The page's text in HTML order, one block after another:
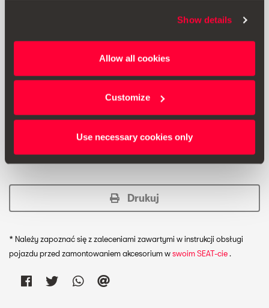
Show details
Allow all cookies
Customize
Use necessary cookies only
całkowicie usunąć wszelkie zabrudzenia i odciski
Rozpylić równomiernie środek czyszczący na ekranie,
aby oczyścić ekran.
Mocno wstrząsnąć przed użyciem.
Przenośny zestaw do wielokrotnego napełniania.
Drukuj
* Należy zapoznać się z zaleceniami zawartymi w instrukcji obsługi
pojazdu przed zamontowaniem akcesorium wswoim SEAT-cie.